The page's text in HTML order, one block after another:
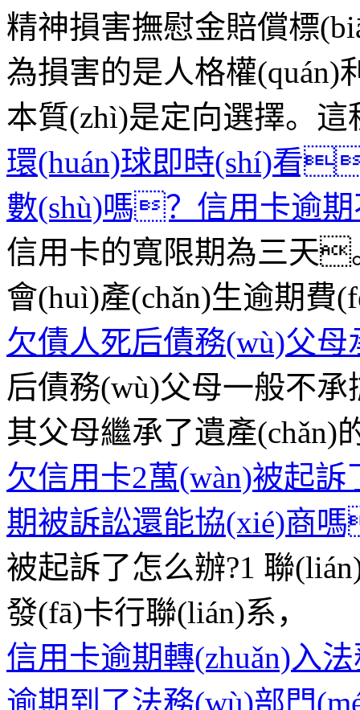
精神損害撫慰金賠償標
為損害的是人格權
本質(zhì)是定向選擇。這
環(huán)球即時(shí)看
數(shù)嗎？信用卡逾
信用卡的寬限期為三天
會(huì)產(chǎn)生逾期費
欠債人死后債務(wù)父母
后債務(wù)父母一般不
其父母繼承了遺產(chǎn)
欠信用卡2萬(wàn)被起
期被訴訟還能協(xié)
被起訴了怎么辦?1 聯
發(fā)卡行聯(lián)系，
信用卡逾期轉(zhuǎn)入
逾期到了法務(wù)部門